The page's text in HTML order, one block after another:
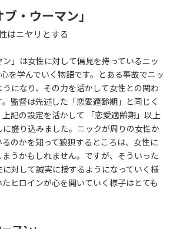
・ウーマン」
はニヤリとする
ン」は女性に対して偏見を持っているニッ
を学んでいく物語です。とある事故でニッ
になり、その力を活かして女性との関わ
監督は先述した「恋愛適齢期」と同じく
記の設定を活かして 「恋愛適齢期」以上
盛り込みました。ニックが周りの女性か
のかを知って狼狽するところは、女性に
うかもしれません。ですが、そういった
対して誠実に接するようになっていく様
ヒロインが心を開いていく様子はとても